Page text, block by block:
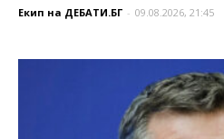
Екип на ДЕБАТИ.БГ - 09.08.2026, 21:45